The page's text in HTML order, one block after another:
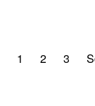
1 2 3